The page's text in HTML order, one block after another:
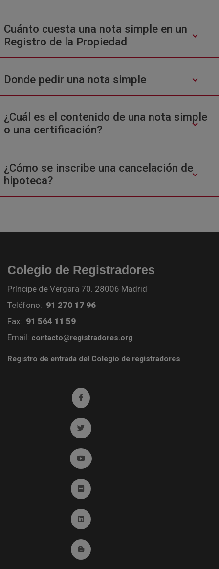
Cuánto cuesta una nota simple en un
Registro de la Propiedad
Donde pedir una nota simple
¿Cuál es el contenido de una nota simple
o una certificación?
¿Cómo se inscribe una cancelación de
hipoteca?
Colegio de Registradores
Príncipe de Vergara 70. 28006 Madrid
Teléfono: 91 270 17 96
Fax: 91 564 11 59
Email: contacto@registradores.org
Registro de entrada del Colegio de registradores
Ir a facebook (abre en ventana nueva)
Ir a twitter (abre en ventana nueva)
Ir a YouTube (abre en ventana nueva)
Ir a Flickr (abre en ventana nueva)
Ir a Linkedin (abre en ventana nueva)
Ir al Blog (abre en ventana nueva)